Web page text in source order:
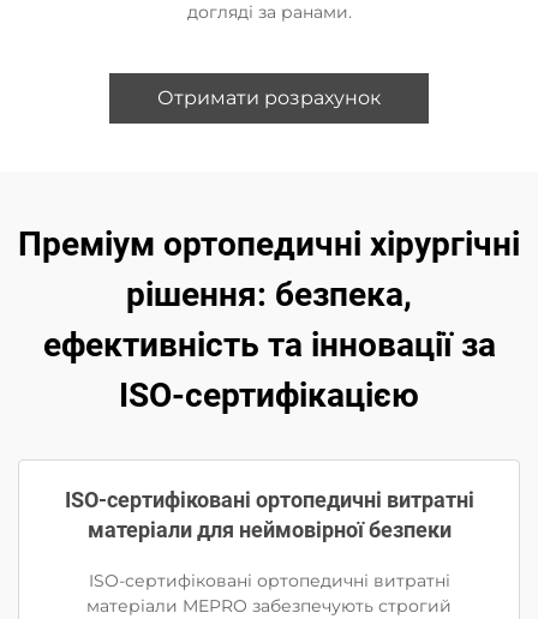
догляді за ранами.
Отримати розрахунок
Преміум ортопедичні хірургічні
рішення: безпека,
ефективність та інновації за
ISO-сертифікацією
ISO-сертифіковані ортопедичні витратні
матеріали для неймовірної безпеки
ISO-сертифіковані ортопедичні витратні
матеріали MEPRO забезпечують строгий